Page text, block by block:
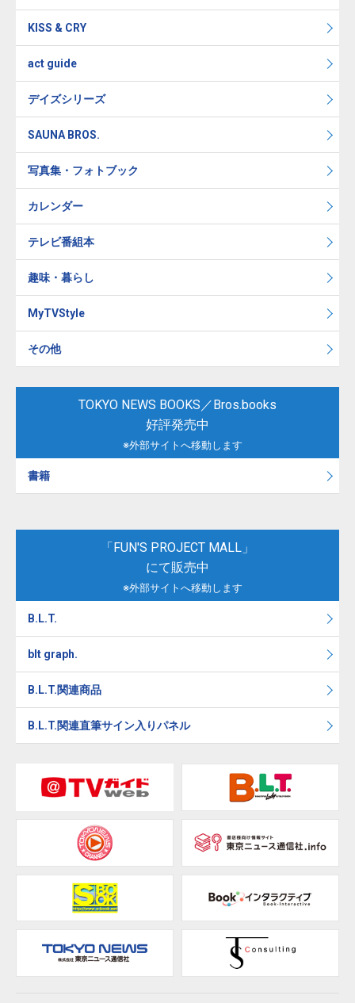
KISS & CRY
act guide
デイズシリーズ
SAUNA BROS.
写真集・フォトブック
カレンダー
テレビ番組本
趣味・暮らし
MyTVStyle
その他
TOKYO NEWS BOOKS／Bros.books
好評発売中
※外部サイトへ移動します
書籍
「FUN'S PROJECT MALL」
にて販売中
※外部サイトへ移動します
B.L.T.
blt graph.
B.L.T.関連商品
B.L.T.関連直筆サイン入りパネル